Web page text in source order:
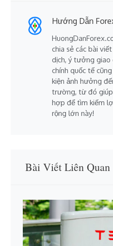
Hướng Dẫn
chia sẻ các bài
dịch, ý tưởng
chính quốc tế
kiện ảnh hưởng
trường, từ đó giúp
hợp để tìm kiếm
rộng lớn này!
Bài Viết Liên Quan